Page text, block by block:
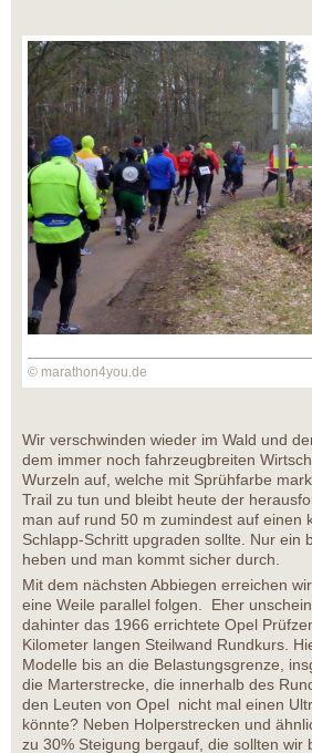
© marathon4you.de
Wir verschwinden wieder im Wald und
dem immer noch fahrzeugbreiten
Wurzeln auf, welche mit Sprühfarbe
Trail zu tun und bleibt heute der
man auf rund 50 m zumindest auf einen
Schlapp-Schritt upgraden sollte. Nur ein
heben und man kommt sicher durch.
Mit dem nächsten Abbiegen erreichen
eine Weile parallel folgen. Eher
dahinter das 1966 errichtete Opel
Kilometer langen Steilwand Rundkurs.
Modelle bis an die Belastungsgrenze,
die Marterstrecke, die innerhalb des
den Leuten von Opel nicht mal einen
könnte? Neben Holperstrecken und
zu 30% Steigung bergauf, die sollten wir